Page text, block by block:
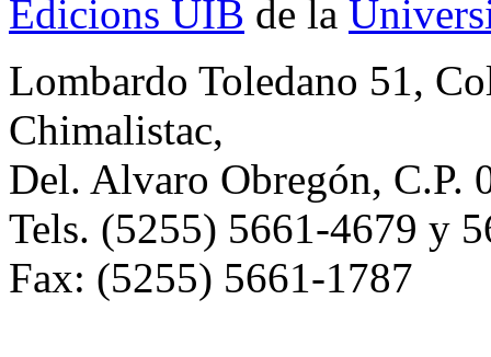
Edicions UIB de la
Lombardo Toledano 51,
Chimalistac,
Del. Alvaro Obregón, C.P.
Tels. (5255) 5661-4679 y
Fax: (5255) 5661-1787